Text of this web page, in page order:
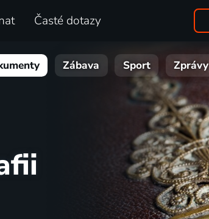
Časté dotazy
Zábava Sport Zprávy